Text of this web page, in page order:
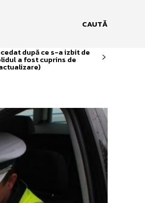
CAUTĂ
după ce s-a izbit de
a fost cuprins de